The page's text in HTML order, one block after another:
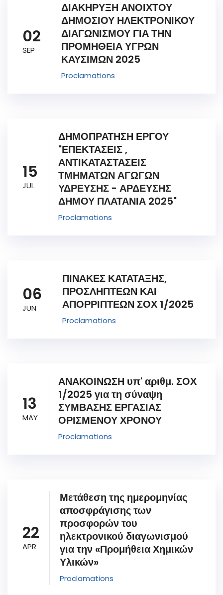
02
SEP
ΔΙΑΚΗΡΥΞΗ ΑΝΟΙΧΤΟΥ
ΔΗΜΟΣΙΟΥ ΗΛΕΚΤΡΟΝΙΚΟΥ
ΔΙΑΓΩΝΙΣΜΟΥ ΓΙΑ ΤΗΝ
ΠΡΟΜΗΘΕΙΑ ΥΓΡΩΝ
ΚΑΥΣΙΜΩΝ 2025
Proclamations
15
JUL
ΔΗΜΟΠΡΑΤΗΣΗ ΕΡΓΟΥ
"ΕΠΕΚΤΑΣΕΙΣ ,
ΑΝΤΙΚΑΤΑΣΤΑΣΕΙΣ
ΤΜΗΜΑΤΩΝ ΑΓΩΓΩΝ
ΥΔΡΕΥΣΗΣ - ΑΡΔΕΥΣΗΣ
ΔΗΜΟΥ ΠΛΑΤΑΝΙΑ 2025"
Proclamations
06
JUN
ΠΙΝΑΚΕΣ ΚΑΤΑΤΑΞΗΣ,
ΠΡΟΣΛΗΠΤΕΩΝ ΚΑΙ
ΑΠΟΡΡΙΠΤΕΩΝ ΣΟΧ 1/2025
Proclamations
13
MAY
ΑΝΑΚΟΙΝΩΣΗ υπ' αριθμ. ΣΟΧ
1/2025 για τη σύναψη
ΣΥΜΒΑΣΗΣ ΕΡΓΑΣΙΑΣ
ΟΡΙΣΜΕΝΟΥ ΧΡΟΝΟΥ
Proclamations
22
APR
Μετάθεση της ημερομηνίας
αποσφράγισης των
προσφορών του
ηλεκτρονικού διαγωνισμού
για την «Προμήθεια Χημικών
Υλικών»
Proclamations